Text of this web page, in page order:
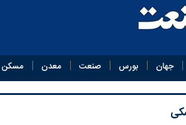
جهان بورس صنعت معدن مسکن